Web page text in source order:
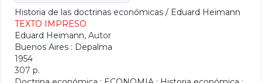
Historia de las doctrinas económicas / Eduard Heimann
TEXTO IMPRESO
Eduard Heimann, Autor
Buenos Aires : Depalma
1954
307 p.